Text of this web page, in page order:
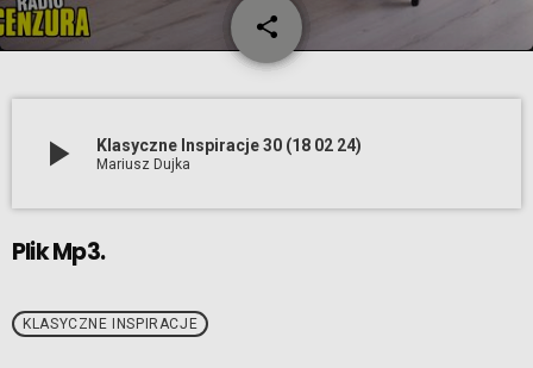
share
email
play_arrow Klasyczne Inspiracje 30 (18 02 24)
Mariusz Dujka
Plik Mp3.
KLASYCZNE INSPIRACJE